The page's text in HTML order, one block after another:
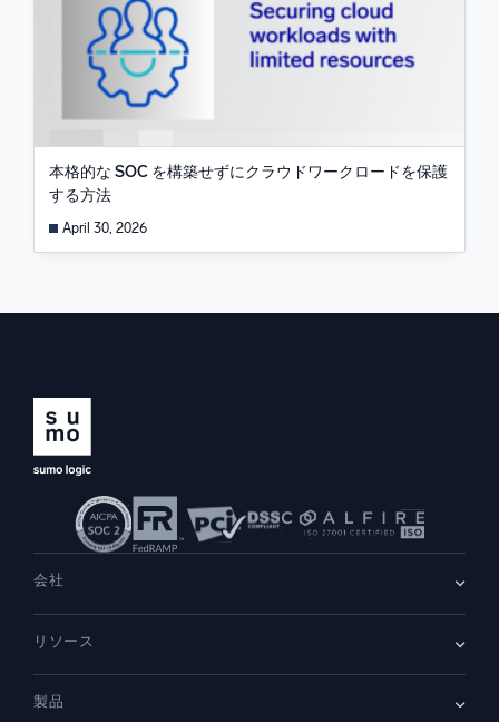
本格的な SOC を構築せずにクラウドワークロードを保護
する方法
April 30, 2026
会社
採用情報
リーダーシップ
ニュースルーム
リソース
顧客事例
製品